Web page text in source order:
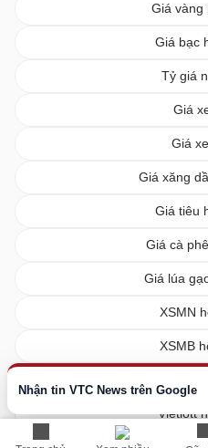
Nhận tin VTC News trên Google
Giá vàng
Giá bạc
Tỷ giá
Giá
Giá
Giá xăng
Giá tiêu
Giá cà
Giá lúa
XSMN
XSMB
Vietlott